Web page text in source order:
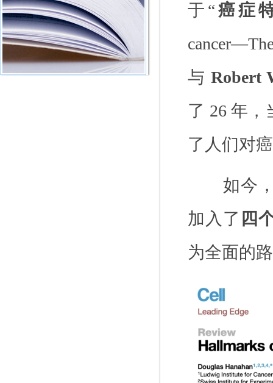
于“癌症
cancer—
与 Robert
了 26年，
了人们对
如今
加入了 四
为全面的